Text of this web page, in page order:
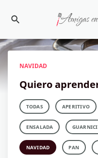
NAVIDAD
Quiero
TODAS APERITIVO
ENSALADA
NAVIDAD PAN